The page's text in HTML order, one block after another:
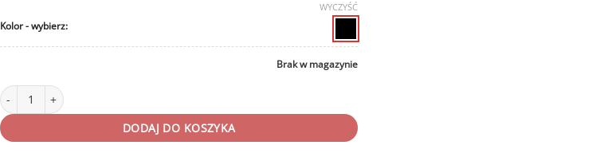
Kolor
WYCZYŚĆ
Brak w magazynie
ilość Brelok duży worek bokserski Evolution
DODAJ DO KOSZYKA